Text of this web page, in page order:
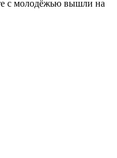
с молодёжью вышли на